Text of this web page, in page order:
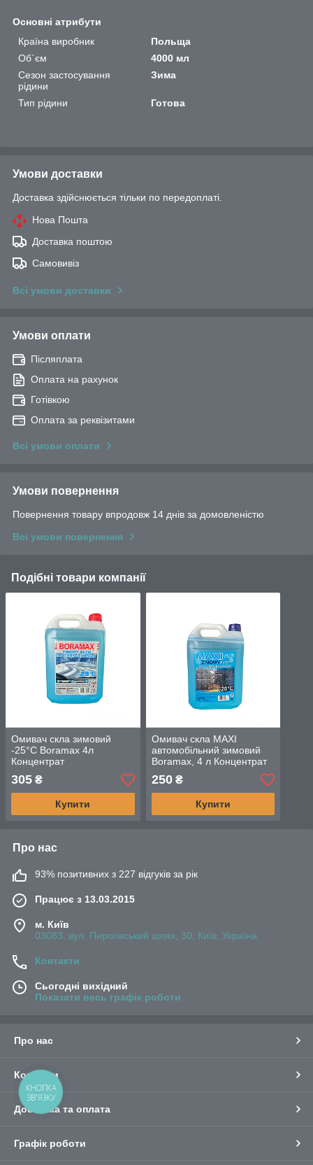
Основні атрибути
Країна виробник
Польща
Об`єм
4000 мл
Сезон застосування
рідини
Зима
Тип рідини Готова
Умови доставки
Доставка здійснюється тільки по передоплаті.
Нова Пошта
Доставка поштою
Самовивіз
Всі умови доставки
Умови оплати
Післяплата
Оплата на рахунок
Готівкою
Оплата за реквізитами
Всі умови оплати
Умови повернення
Повернення товару впродовж 14 днів за домовленістю
Всі умови повернення
Подібні товари компанії
Омивач скла зимовий
-25°C Boramax 4л
Концентрат
305 ₴
Купити
Омивач скла MAXI
автомобільний зимовий
Boramax, 4 л Концентрат
250₴
Купити
Про нас
93% позитивних з 227 відгуків за рік
Працює з 13.03.2015
м. Київ
03083, вул. Пирогівський шлях, 30, Київ, Україна
Контакти
Сьогодні вихідний
Показати весь графік роботи
Про нас
Контакти
Доставка та оплата
Графік роботи
КНОПКА
ЗВ'ЯЗКУ